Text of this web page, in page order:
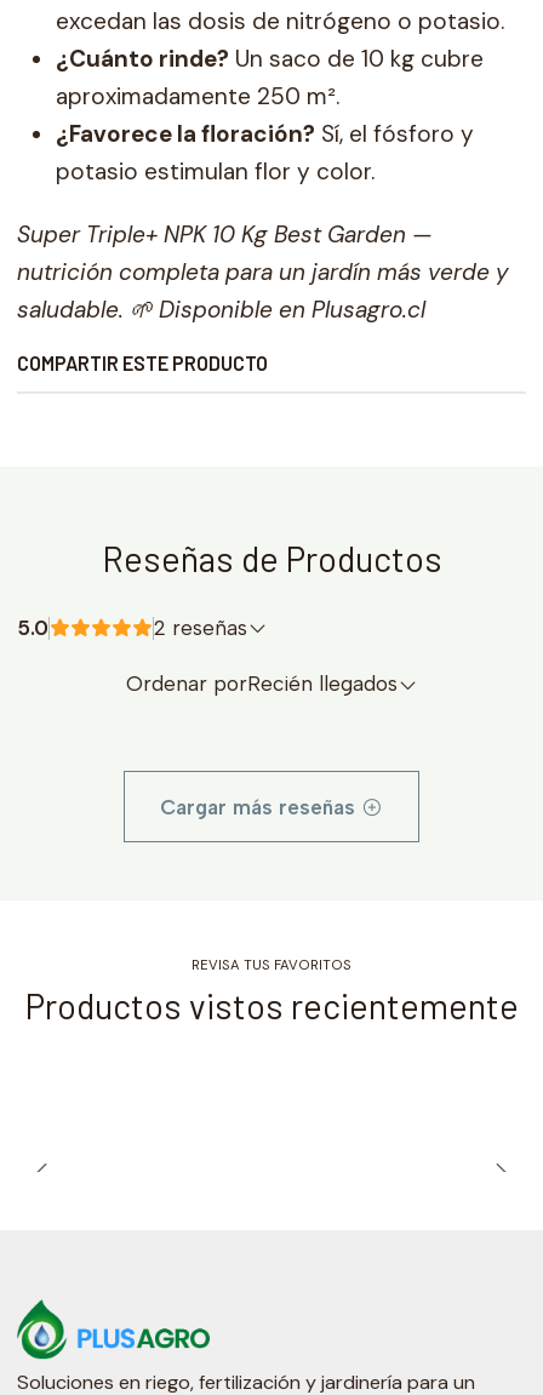
excedan las dosis de nitrógeno o potasio.
¿Cuánto rinde? Un saco de 10 kg cubre
aproximadamente 250 m².
¿Favorece la floración? Sí, el fósforo y
potasio estimulan flor y color.
Super Triple+ NPK 10 Kg Best Garden —
nutrición completa para un jardín más verde y
saludable. 🌱 Disponible en Plusagro.cl
COMPARTIR ESTE PRODUCTO
Reseñas de Productos
5.0 2 reseñas
Ordenar porRecién llegados
Cargar más reseñas
REVISA TUS FAVORITOS
Productos vistos recientemente
Soluciones en riego, fertilización y jardinería para un